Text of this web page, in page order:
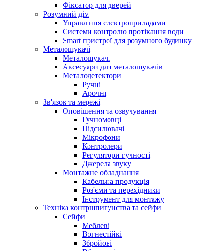
Фіксатор для дверей
Розумний дім
Управління електроприладами
Системи контролю протікання води
Smart пристрої для розумного будинку
Металошукачі
Металошукачі
Аксесуари для металошукачів
Металодетектори
Ручні
Арочні
Зв'язок та мережі
Оповіщення та озвучування
Гучномовці
Підсилювачі
Мікрофони
Контролери
Регулятори гучності
Джерела звуку
Монтажне обладнання
Кабельна продукція
Роз'єми та перехідники
Інструмент для монтажу
Техніка контршпигунства та сейфи
Сейфи
Меблеві
Вогнестійкі
Збройові